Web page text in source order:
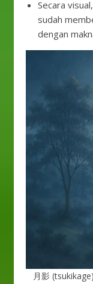
Secara
sudah
dengan
月影